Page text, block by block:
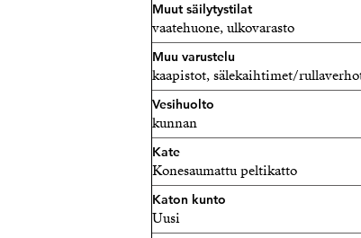
Muut säilytystilat
vaatehuone, ulkovarasto
Muu varustelu
kaapistot, sälekaihtimet/
Vesihuolto
kunnan
Kate
Konesaumattu peltikatto
Katon kunto
Uusi